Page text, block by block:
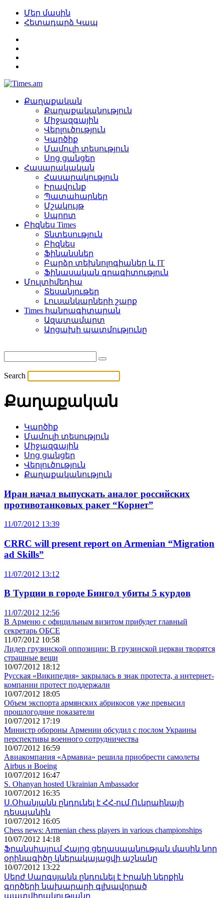
Մեր մասին
Հետադարձ Կապ
Քաղաքական
Քաղաքականություն
Միջազգային
Վերլուծություն
Կարծիք
Մամուլի տեսություն
Սոց ցանցեր
Հասարակական
Հասարակություն
Իրավունք
Պատահարներ
Մշակույթ
Սպորտ
Բիզնես Times
Տնտեսություն
Բիզնես
Ֆինանսներ
Բարձր տեխնոլոգիաներ և IT
Ֆինասական գրագիտություն
Մուլտիմեդիա
Տեսանյութեր
Լուսանկարների շարք
Times հանրագիտարան
Ազատամարտ
Արցախի պատմությունը
Search
Քաղաքական
Կարծիք
Մամուլի տեսություն
Միջազգային
Սոց ցանցեր
Վերլուծություն
Քաղաքականություն
Иран начал выпускать аналог российских
противотанковых ракет “Корнет”
11/07/2012 13:39
CRRC will present report on Armenian “Migration
ad Skills”
11/07/2012 13:12
В Турции в городе Бингол убиты 5 курдов
11/07/2012 12:56
В Арменю с официльным визитом прибудет главный
секретарь ОБСЕ
11/07/2012 10:58
Лидер грузинской оппозиции: В грузинской церкви творятся
страшные вещи
10/07/2012 18:12
Русская «Википедия» закрылась в знак протеста, а интернет-
компании протест поддержали
10/07/2012 18:05
Объем экспорта армянских абрикосов уже превысил
прошлогодние показатели
10/07/2012 17:19
Министр обороны Армении обсудил с послом Украины
перспективы военного сотрудничества
10/07/2012 16:59
Авиакомпания «Армавиа» решила приобрести самолеты
Airbus и Boeing
10/07/2012 16:47
S. Ohanyan hosted Ukrainian Ambassador
10/07/2012 16:35
Ս.Օհանյանն ընդունել է ՀՀ-ում Ուկրաինայի
դեսպանին
10/07/2012 16:05
Chess news: Armenian chess players in various championships
10/07/2012 14:18
Ֆրանսիայում Հայոց ցեղասպանության մասին նոր
օրինագիծը կներակայացվի աշնանը
10/07/2012 13:22
Սերժ Սարգսյանն ընդունել է Իրանի ներքին
գործերի նախարարի գլխավորած
պատվիրակությանը